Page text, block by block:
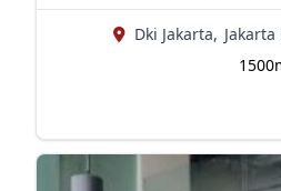
Dki Jakarta,